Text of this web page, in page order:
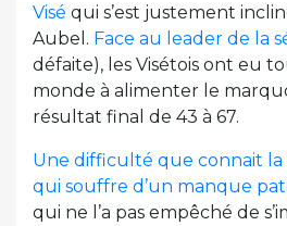
Visé qui s’est justement
Aubel. Face au leader de la
défaite), les Visétois ont eu
monde à alimenter le
résultat final de 43 à 67.
Une difficulté que connait la
qui souffre d’un manque
qui ne l’a pas empêché de